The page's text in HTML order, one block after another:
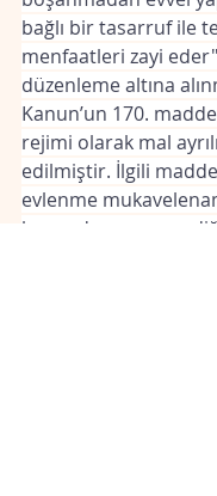
bağlı bir tasarruf ile
menfaatleri zayi
düzenleme altına
Kanun’un 170.
rejimi olarak mal
edilmiştir. İlgili madde
evlenme
kanunda muayyen